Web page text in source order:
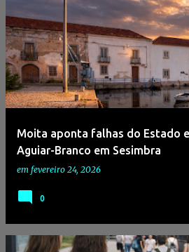
Moita aponta falhas do Estado
Aguiar-Branco em Sesimbra
em fevereiro 24, 2026
0